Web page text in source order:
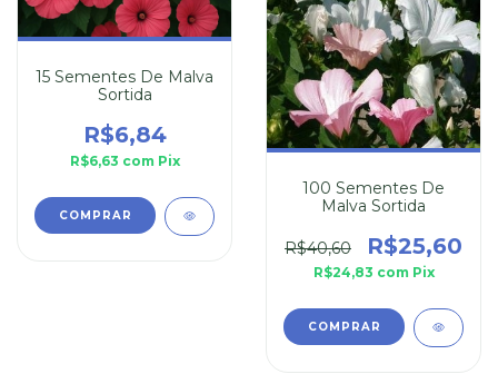
15 Sementes De Malva
Sortida
R$6,84
R$6,63 com Pix
100 Sementes De
Malva Sortida
R$40,60 R$25,60
R$24,83 com Pix